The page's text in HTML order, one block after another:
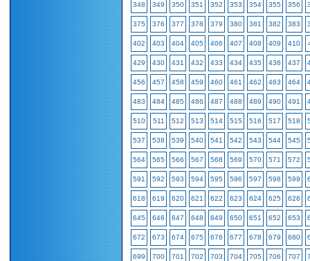
348 349 350 351 352 353 354 355 356
375 376 377 378 379 380 381 382 383
402 403 404 405 406 407 408 409 410
429 430 431 432 433 434 435 436 437
456 457 458 459 460 461 462 463 464
483 484 485 486 487 488 489 490 491
510 511 512 513 514 515 516 517 518
537 538 539 540 541 542 543 544 545
564 565 566 567 568 569 570 571 572
591 592 593 594 595 596 597 598 599
618 619 620 621 622 623 624 625 626
645 646 647 648 649 650 651 652 653
672 673 674 675 676 677 678 679 680
699 700 701 702 703 704 705 706 707